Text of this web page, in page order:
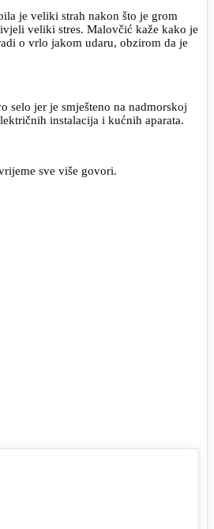
je veliki strah nakon što je grom
veliki stres. Malovčić kaže kako je
o vrlo jakom udaru, obzirom da je
selo jer je smješteno na nadmorskoj
instalacija i kućnih aparata.
sve više govori.